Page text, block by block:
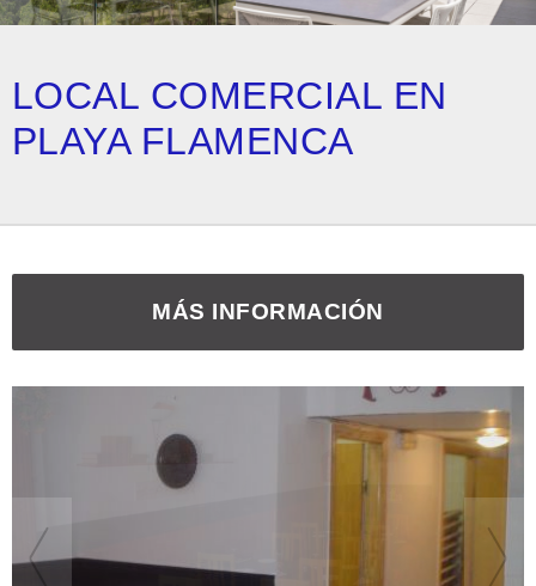
LOCAL COMERCIAL EN
PLAYA FLAMENCA
MÁS INFORMACIÓN